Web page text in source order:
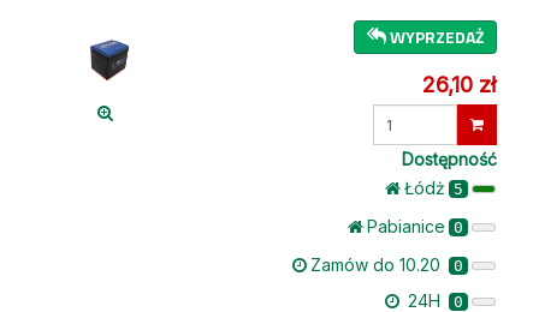
WYPRZEDAŻ
26,10 zł
Dostępność
Łódż 5
Pabianice 0
Zamów do 10.20 0
24H 0